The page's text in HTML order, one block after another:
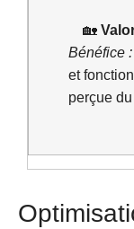
🏡
Bénéfice :
et
perçue